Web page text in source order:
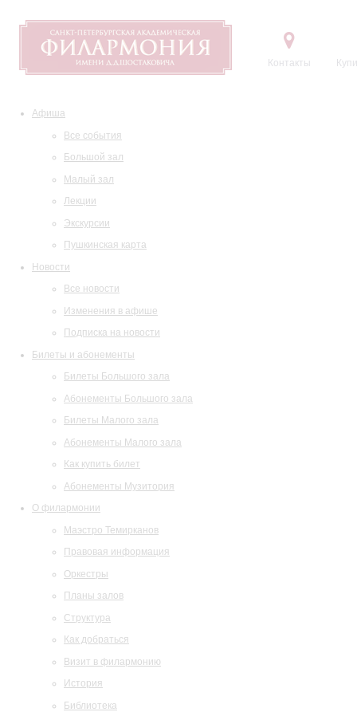
Контакты
Афиша
Все события
Большой зал
Малый зал
Лекции
Экскурсии
Пушкинская карта
Новости
Все новости
Изменения в афише
Подписка на новости
Билеты и абонементы
Билеты Большого зала
Абонементы Большого зала
Билеты Малого зала
Абонементы Малого зала
Как купить билет
Абонементы Музитория
О филармонии
Маэстро Темирканов
Правовая информация
Оркестры
Планы залов
Структура
Как добраться
Визит в филармонию
История
Библиотека